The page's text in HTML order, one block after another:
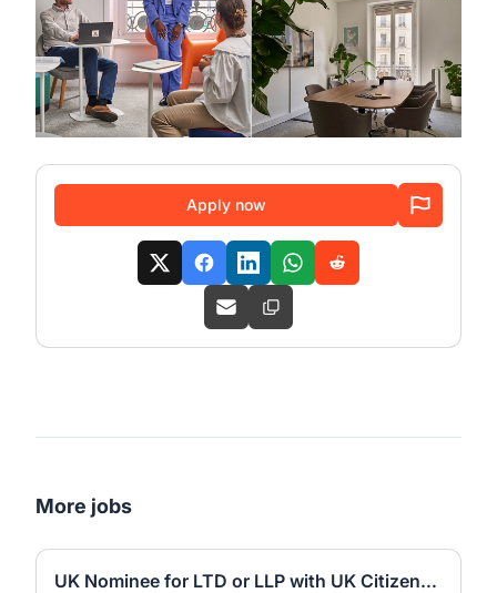
Apply now
More jobs
UK Nominee for LTD or LLP with UK Citizenship and UK Address